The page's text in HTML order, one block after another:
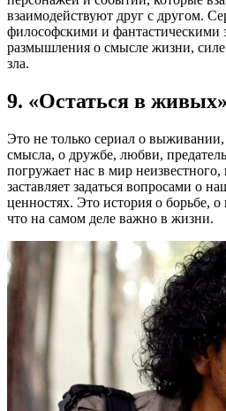
взаимодействуют друг с другом.
философскими и фантастическими
размышления о смысле жизни,
зла.
9. «Остаться в
Это не только сериал о
смысла, о дружбе, любви,
погружает нас в мир неизвестного,
заставляет задаться вопросами о
ценностях. Это история о борьбе,
что на самом деле важно в жизни.